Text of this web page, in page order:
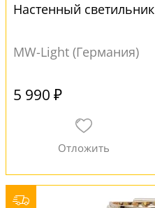
Настенный
MW-Light (Германия)
5 990 ₽